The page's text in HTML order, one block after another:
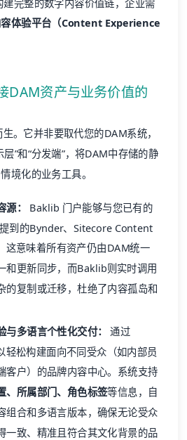
完整的数字内容价值链，企业需
体验平台（Content Experience
DAM资产与业务价值的
。它并非要取代您的DAM系统，
”和“分发端”，将DAM中存储的静
境化的业务工具。
： Baklib 门户能够与您已有的
到的Bynder、Sitecore Content
这意味着所有资产仍由DAM统一
和更新同步，而Baklib则实时调用
的复制或迁移，杜绝了内容孤岛和
多语言个性化交付：
通过
轻松构建面向不同受众（如内部员
客户）的品牌内容中心。系统支持
、所属部门、角色标签等信息，自
组合和多语言版本，确保无论受众
一致、精准且符合其文化背景的品